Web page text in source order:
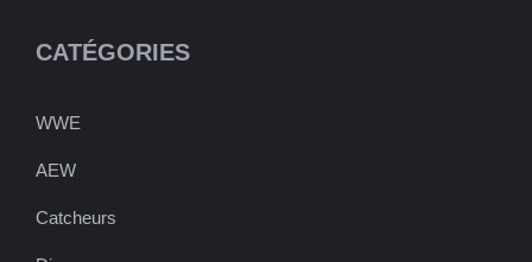
CATÉGORIES
WWE
AEW
Catcheurs